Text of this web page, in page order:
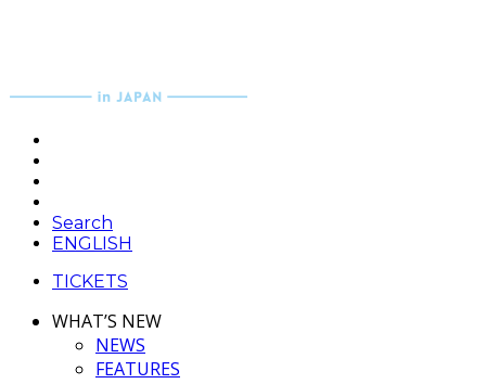
Search
ENGLISH
TICKETS
WHAT’S NEW
NEWS
FEATURES